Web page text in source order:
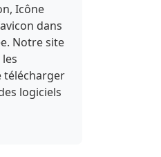
Icône
dans
Notre site
télécharger
logiciels